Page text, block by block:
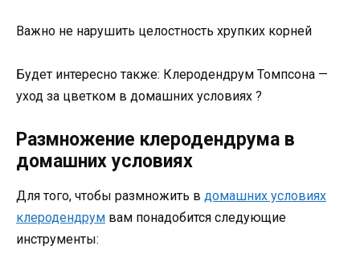
Важно не нарушить целостность хрупких корней
Будет интересно также: Клеродендрум Томпсона —
уход за цветком в домашних условиях ?
Размножение клеродендрума в
домашних условиях
Для того, чтобы размножить в домашних условиях
клеродендрум вам понадобится следующие
инструменты: